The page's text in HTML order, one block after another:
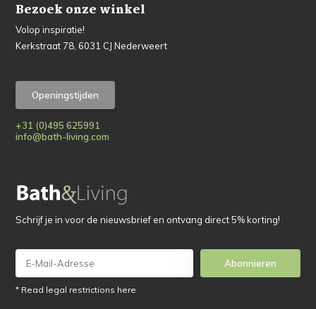
Bezoek onze winkel
Volop inspiratie!
Kerkstraat 78, 6031 CJ Nederweert
Openingstijden
+31 (0)495 625991
info@bath-living.com
Schrijf je in voor de nieuwsbrief en ontvang direct 5% korting!
Abonnieren
* Read legal restrictions here